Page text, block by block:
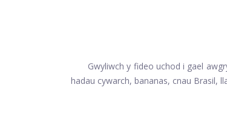
Gwyliwch y fideo uchod i gael
hadau cywarch, bananas, cnau Brasil,